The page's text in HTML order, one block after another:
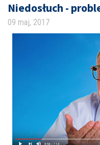
Niedosłuch -
09 maj, 2017